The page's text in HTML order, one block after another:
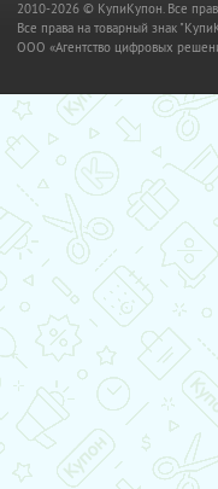
2010-2026 © КупиКупон. Все
Все права на товарный знак
OOO «Агентство цифровых